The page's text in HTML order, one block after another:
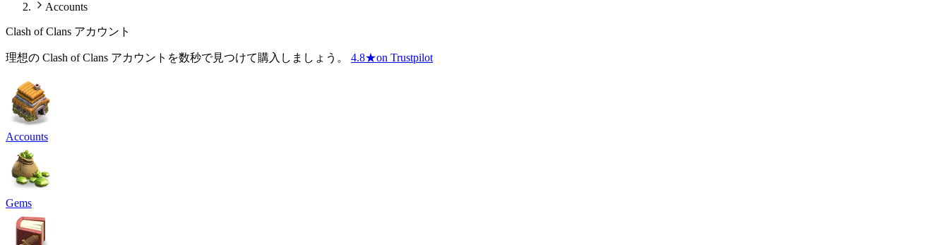
Accounts
Clash of Clans アカウント
理想の Clash of Clans アカウントを数秒で見つけて購入しましょう。 4.8★on Trustpilot
Accounts
Gems